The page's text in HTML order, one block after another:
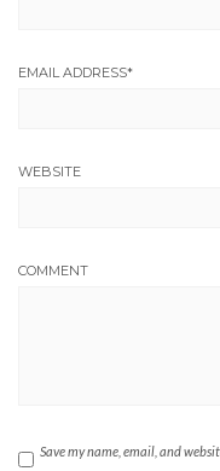
EMAIL ADDRESS*
WEBSITE
COMMENT
Save my name, email, and